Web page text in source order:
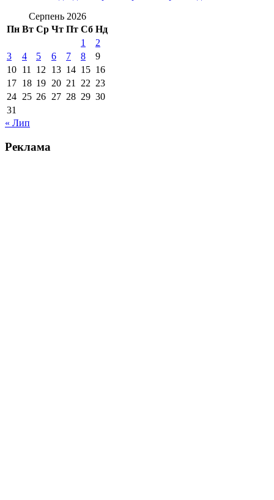
Серпень 2026
Пн Вт Ср Чт Пт Сб Нд
1
2
3
4 5 6 7 8
9
10 11 12 13 14 15 16
17 18 19 20 21 22 23
24 25 26 27 28 29 30
31
« Лип
Реклама